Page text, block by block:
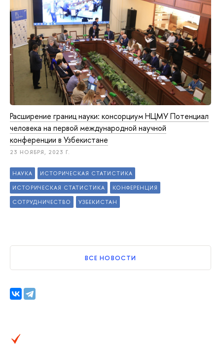
Расширение границ науки: консорциум НЦМУ Потенциал
человека на первой международной научной
конференции в Узбекистане
23 НОЯБРЯ, 2023 Г.
НАУКА ИСТОРИЧЕСКАЯ СТАТИСТИКА
ИСТОРИЧЕСКАЯ СТАТИСТИКА КОНФЕРЕНЦИЯ
СОТРУДНИЧЕСТВО УЗБЕКИСТАН
ВСЕ НОВОСТИ